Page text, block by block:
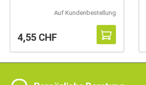
Auf Kundenbestellung
4,55 CHF